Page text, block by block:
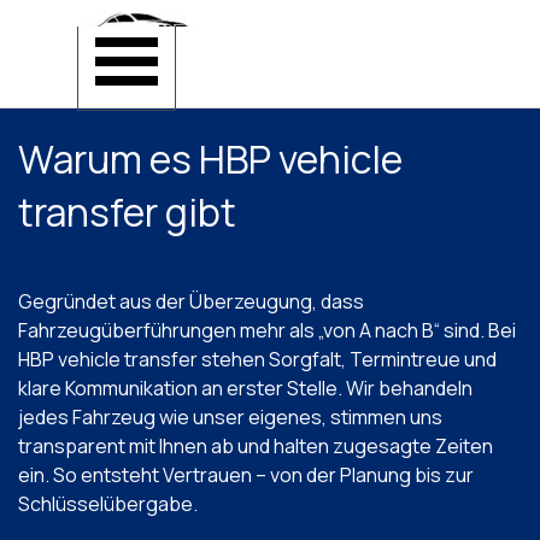
Direkt zum Seiteninhalt
Menü überspringen
Warum es HBP vehicle
transfer gibt
Gegründet aus der Überzeugung, dass
Fahrzeugüberführungen mehr als „von A nach B“ sind. Bei
HBP vehicle transfer stehen Sorgfalt, Termintreue und
klare Kommunikation an erster Stelle. Wir behandeln
jedes Fahrzeug wie unser eigenes, stimmen uns
transparent mit Ihnen ab und halten zugesagte Zeiten
ein. So entsteht Vertrauen – von der Planung bis zur
Schlüsselübergabe.